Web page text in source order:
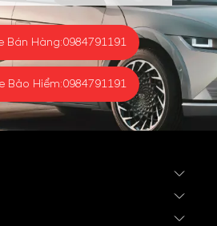
Bán Hàng:0984791191
Bảo Hiểm:0984791191